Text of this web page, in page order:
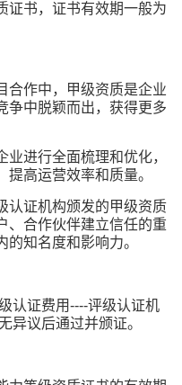
证书，证书有效期一般为
合作中，甲级资质是企业
争中脱颖而出，获得更多
进行全面梳理和优化，
高运营效率和质量。
认证机构颁发的甲级资质
、合作伙伴建立信任的重
知名度和影响力。
认证费用----评级认证机
异议后通过并颁证。